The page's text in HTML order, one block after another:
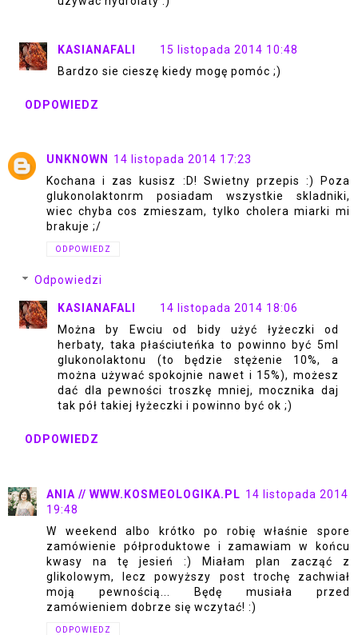
KASIANAFALI
15 listopada 2014 10:48
Bardzo sie cieszę kiedy mogę pomóc ;)
ODPOWIEDZ
UNKNOWN
14 listopada 2014 17:23
Kochana i zas kusisz :D! Swietny przepis :) Poza
glukonolaktonrm posiadam wszystkie skladniki,
wiec chyba cos zmieszam, tylko cholera miarki mi
brakuje ;/
ODPOWIEDZ
Odpowiedzi
KASIANAFALI
14 listopada 2014 18:06
Można by Ewciu od bidy użyć łyżeczki od
herbaty, taka płaściuteńka to powinno być 5ml
glukonolaktonu (to będzie stężenie 10%, a
można używać spokojnie nawet i 15%), możesz
dać dla pewności troszkę mniej, mocznika daj
tak pół takiej łyżeczki i powinno być ok ;)
ODPOWIEDZ
ANIA // WWW.KOSMEOLOGIKA.PL 14 listopada 2014
19:48
W weekend albo krótko po robię właśnie spore
zamówienie półproduktowe i zamawiam w końcu
kwasy na tę jesień :) Miałam plan zacząć z
glikolowym, lecz powyższy post trochę zachwiał
moją pewnością... Będę musiała przed
zamówieniem dobrze się wczytać! :)
ODPOWIEDZ